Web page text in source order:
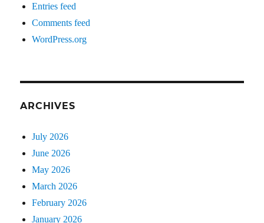
Entries feed
Comments feed
WordPress.org
ARCHIVES
July 2026
June 2026
May 2026
March 2026
February 2026
January 2026